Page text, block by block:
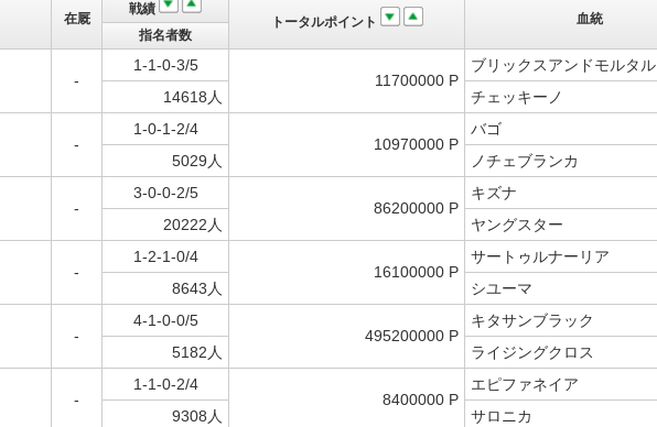
在厩
戦績
トータルポイント
血統
指名者数
-
1-1-0-3/5
11700000 P
ブリックスアンドモルタル
14618人
チェッキーノ
-
1-0-1-2/4
10970000 P
バゴ
5029人
ノチェブランカ
-
3-0-0-2/5
86200000 P
キズナ
20222人
ヤングスター
-
1-2-1-0/4
16100000 P
サートゥルナーリア
8643人
シユーマ
-
4-1-0-0/5
495200000 P
キタサンブラック
5182人
ライジングクロス
-
1-1-0-2/4
8400000 P
エピファネイア
9308人
サロニカ